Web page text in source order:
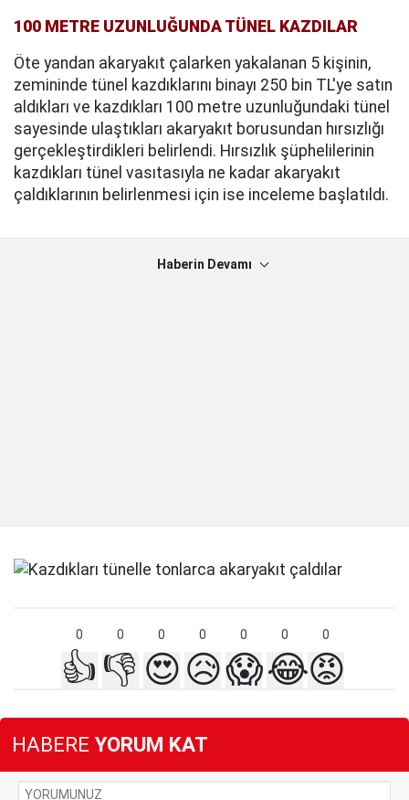
100 METRE UZUNLUĞUNDA TÜNEL KAZDILAR
Öte yandan akaryakıt çalarken yakalanan 5 kişinin,
zemininde tünel kazdıklarını binayı 250 bin TL'ye satın
aldıkları ve kazdıkları 100 metre uzunluğundaki tünel
sayesinde ulaştıkları akaryakıt borusundan hırsızlığı
gerçekleştirdikleri belirlendi. Hırsızlık şüphelilerinin
kazdıkları tünel vasıtasıyla ne kadar akaryakıt
çaldıklarının belirlenmesi için ise inceleme başlatıldı.
Haberin Devamı
0 0 0 0 0 0 0
👍 👎 😍😥😱😂😡
HABERE YORUM KAT